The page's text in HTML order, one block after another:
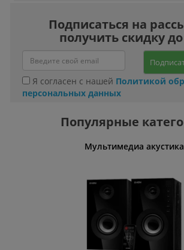
Подписаться на
получить скидку до
Я согласен с нашей Политикой
персональных данных
Популярные
Мультимедиа акустика